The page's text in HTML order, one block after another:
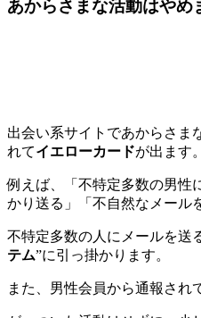
あからさまな活動はやめ
出会い系サイトであからさま
れてイエローカードが出ます。
例えば、「不特定多数の男性
かり送る」「不自然なメール
不特定多数の人にメールを送
テム”に引っ掛かります。
また、男性会員から通報され